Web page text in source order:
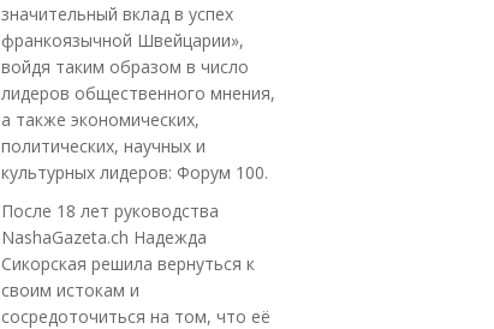
значительный вклад в успех
франкоязычной Швейцарии»,
войдя таким образом в число
лидеров общественного мнения,
а также экономических,
политических, научных и
культурных лидеров: Форум 100.
После 18 лет руководства
NashaGazeta.ch Надежда
Сикорская решила вернуться к
своим истокам и
сосредоточиться на том, что её